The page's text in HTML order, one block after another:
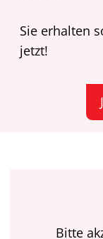
Sie erhalten
jetzt!
Bitte